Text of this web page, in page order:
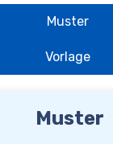
Muster
Vorlage
Muster